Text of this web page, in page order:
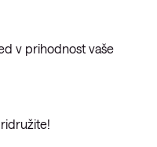
v prihodnost vaše